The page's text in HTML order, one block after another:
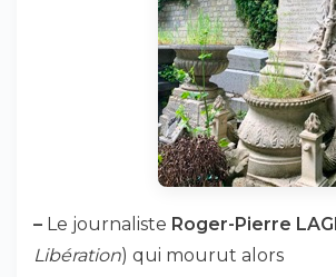
– Le journaliste Roger-Pierre
Libération) qui mourut alors